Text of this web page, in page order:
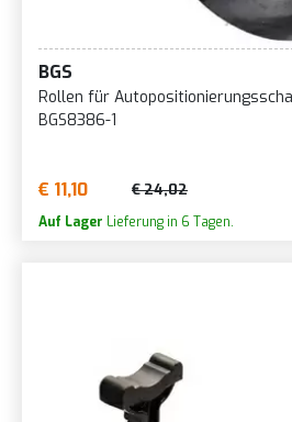
BGS
Rollen für
BGS8386-1
€ 11,10 € 24,02
Auf Lager Lieferung in 6 Tagen.